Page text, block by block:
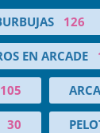
126
EN ARCADE
105
30